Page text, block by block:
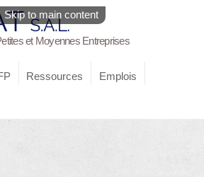
Skip to main content
et Moyennes Entreprises
Ressources Emplois